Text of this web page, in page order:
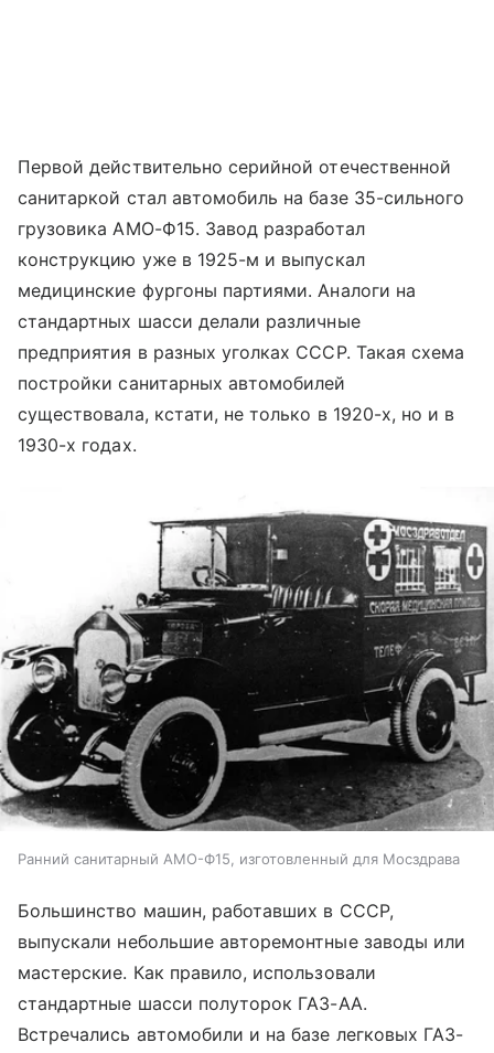
Первой действительно серийной отечественной
санитаркой стал автомобиль на базе 35-сильного
грузовика АМО-Ф15. Завод разработал
конструкцию уже в 1925-м и выпускал
медицинские фургоны партиями. Аналоги на
стандартных шасси делали различные
предприятия в разных уголках СССР. Такая схема
постройки санитарных автомобилей
существовала, кстати, не только в 1920-х, но и в
1930-х годах.
Ранний санитарный АМО-Ф15, изготовленный для Мосздрава
Большинство машин, работавших в СССР,
выпускали небольшие авторемонтные заводы или
мастерские. Как правило, использовали
стандартные шасси полуторок ГАЗ-АА.
Встречались автомобили и на базе легковых ГАЗ-